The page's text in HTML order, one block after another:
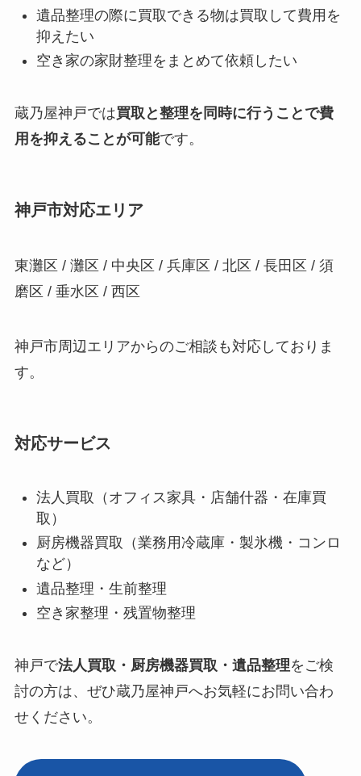
遺品整理の際に買取できる物は買取して費用を
抑えたい
空き家の家財整理をまとめて依頼したい
蔵乃屋神戸では買取と整理を同時に行うことで費
用を抑えることが可能です。
神戸市対応エリア
東灘区 / 灘区 / 中央区 / 兵庫区 / 北区 / 長田区 / 須
磨区 / 垂水区 / 西区
神戸市周辺エリアからのご相談も対応しておりま
す。
対応サービス
法人買取（オフィス家具・店舗什器・在庫買
取）
厨房機器買取（業務用冷蔵庫・製氷機・コンロ
など）
遺品整理・生前整理
空き家整理・残置物整理
神戸で法人買取・厨房機器買取・遺品整理をご検
討の方は、ぜひ蔵乃屋神戸へお気軽にお問い合わ
せください。